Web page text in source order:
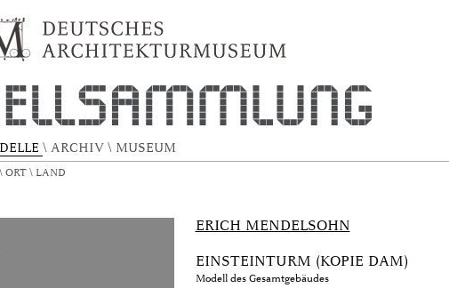
\ ARCHIV \ MUSEUM
\ ORT \ LAND
ERICH MENDELSOHN
EINSTEINTURM (KOPIE DAM)
Modell des Gesamtgebäudes